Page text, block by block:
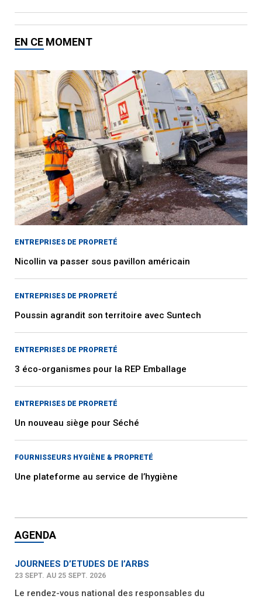
EN CE MOMENT
ENTREPRISES DE PROPRETÉ
Nicollin va passer sous pavillon américain
ENTREPRISES DE PROPRETÉ
Poussin agrandit son territoire avec Suntech
ENTREPRISES DE PROPRETÉ
3 éco-organismes pour la REP Emballage
ENTREPRISES DE PROPRETÉ
Un nouveau siège pour Séché
FOURNISSEURS HYGIÈNE & PROPRETÉ
Une plateforme au service de l’hygiène
AGENDA
JOURNEES D’ETUDES DE l’ARBS
23 SEPT. AU 25 SEPT. 2026
Le rendez-vous national des responsables du